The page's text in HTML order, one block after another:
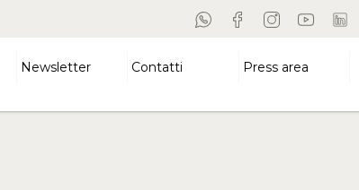
Newsletter Contatti Press area